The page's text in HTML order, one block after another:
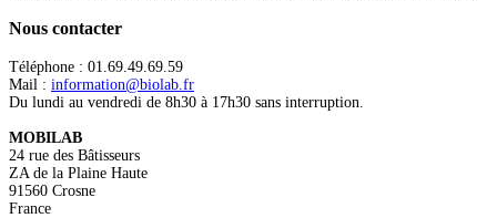
Nous contacter
Téléphone : 01.69.49.69.59
Mail : information@biolab.fr
Du lundi au vendredi de 8h30 à 17h30 sans interruption.
MOBILAB
24 rue des Bâtisseurs
ZA de la Plaine Haute
91560 Crosne
France